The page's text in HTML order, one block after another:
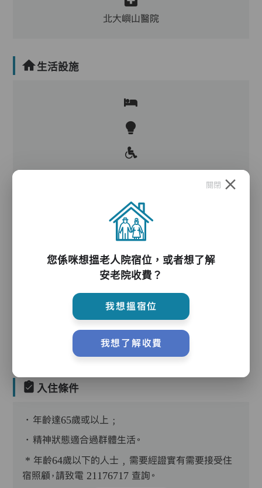
北大嶼山醫院
生活設施
護理評估、執藥、核派藥、量度生命表徵、協助沐
血糖測試
入住條件
．年齡達65歲或以上﹔
．精神狀態適合過群體生活。
* 年齡64歲以下的人士﹐需要經證實有需要接受住
宿照顧，請致電 21176717 查詢。
關閉
您係咪想搵老人院宿位，或者想了解
安老院收費？
我想搵宿位
我想了解收費